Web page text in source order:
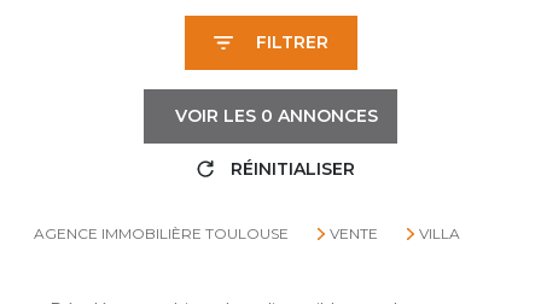
FILTRER
VOIR LES 0 ANNONCES
RÉINITIALISER
AGENCE IMMOBILIÈRE TOULOUSE VENTE VILLA